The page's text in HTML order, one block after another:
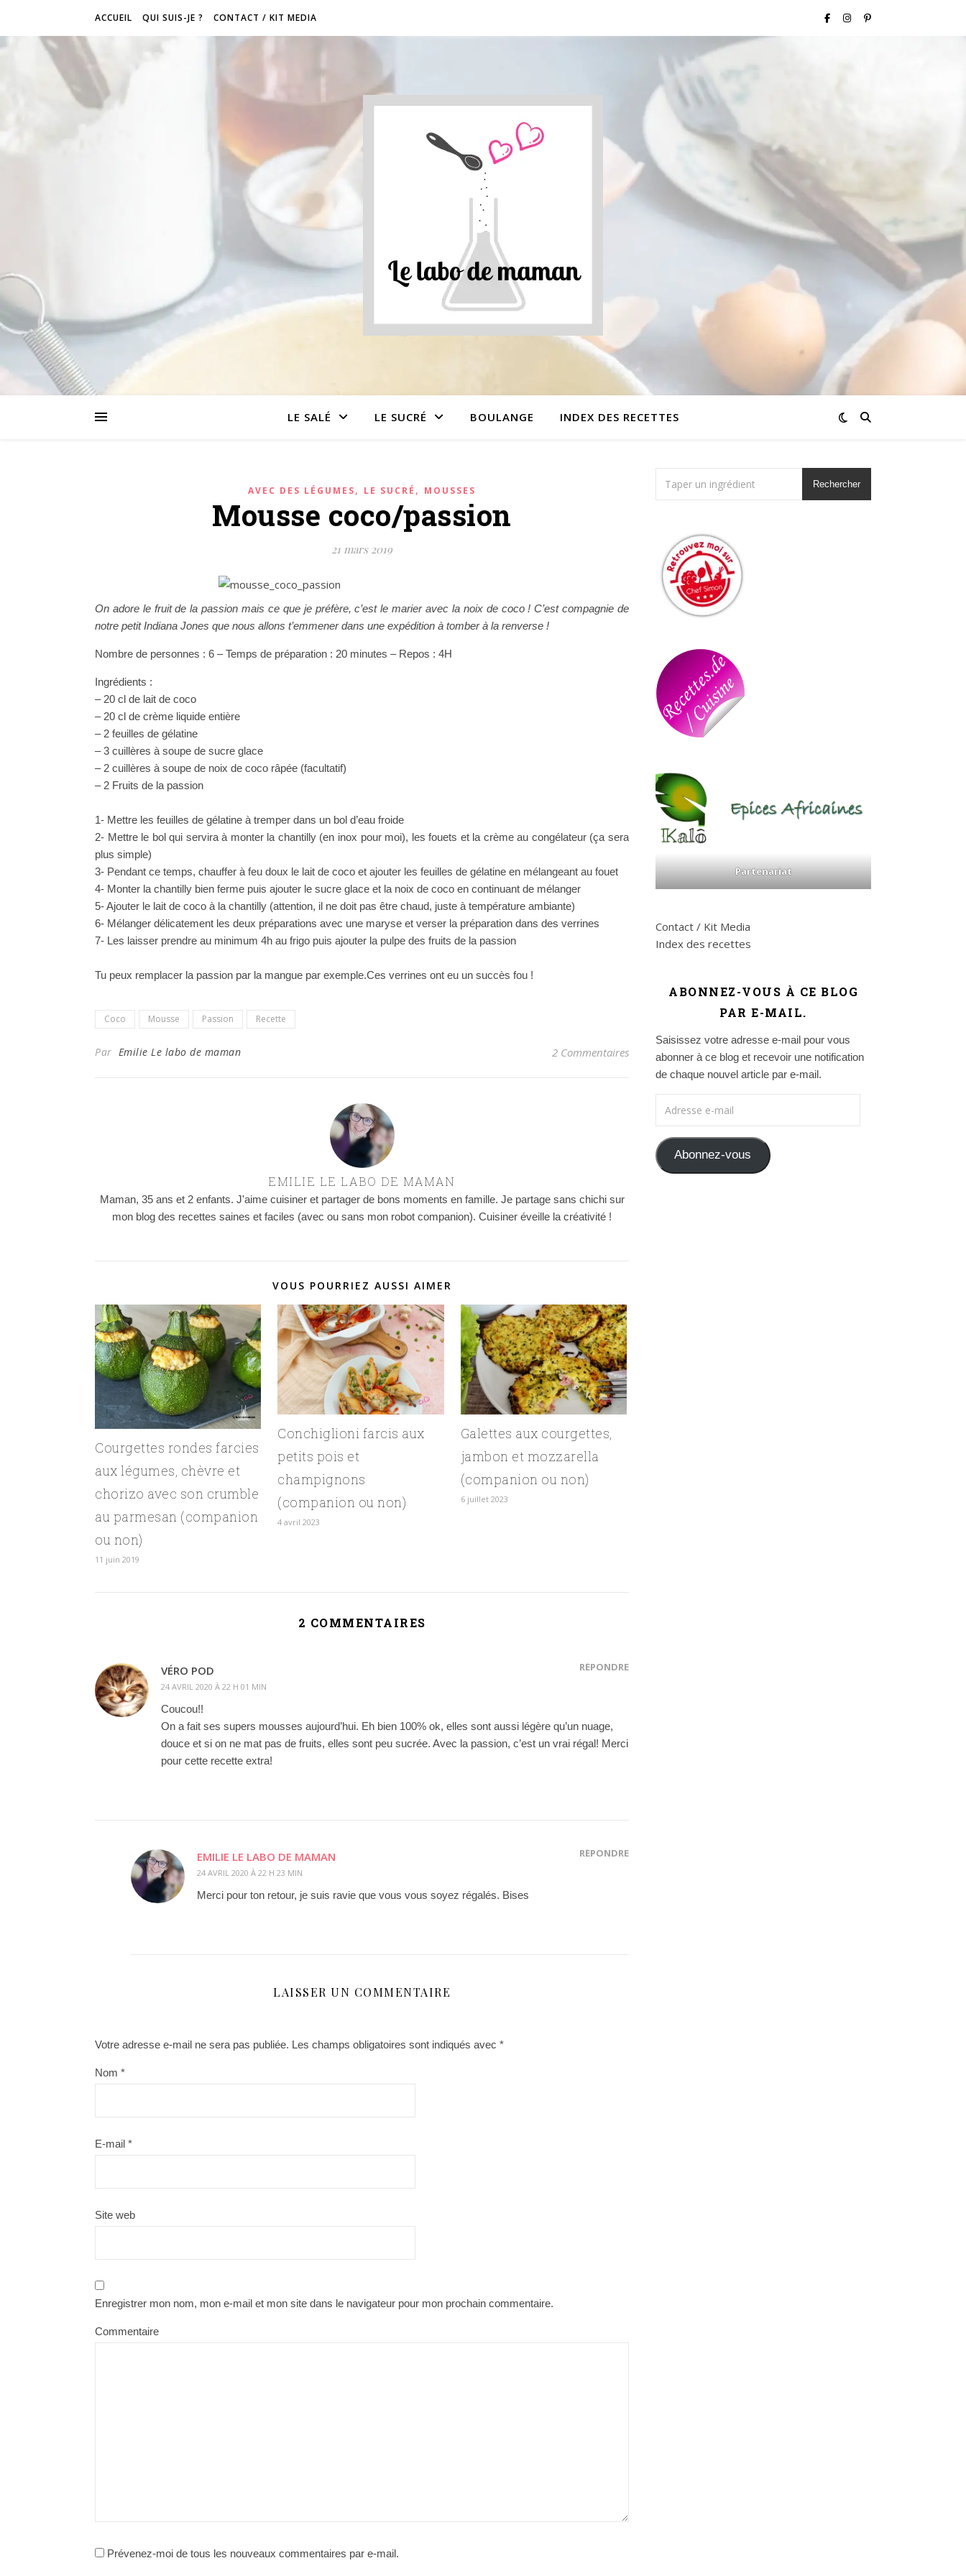
ACCUEIL QUI SUIS-JE ? CONTACT / KIT MEDIA
LE SALÉ LE SUCRÉ BOULANGE INDEX DES RECETTES
AVEC DES LÉGUMES, LE SUCRÉ , MOUSSES
Mousse coco/passion
21 mars 2019
On adore le fruit de la passion mais ce que je préfère, c’est le marier avec la noix de coco ! C’est compagnie de
notre petit Indiana Jones que nous allons t’emmener dans une expédition à tomber à la renverse !
Nombre de personnes : 6 – Temps de préparation : 20 minutes – Repos : 4H
Ingrédients :
– 20 cl de lait de coco
– 20 cl de crème liquide entière
– 2 feuilles de gélatine
– 3 cuillères à soupe de sucre glace
– 2 cuillères à soupe de noix de coco râpée (facultatif)
– 2 Fruits de la passion
1- Mettre les feuilles de gélatine à tremper dans un bol d’eau froide
2- Mettre le bol qui servira à monter la chantilly (en inox pour moi), les fouets et la crème au congélateur (ça sera
plus simple)
3- Pendant ce temps, chauffer à feu doux le lait de coco et ajouter les feuilles de gélatine en mélangeant au fouet
4- Monter la chantilly bien ferme puis ajouter le sucre glace et la noix de coco en continuant de mélanger
5- Ajouter le lait de coco à la chantilly (attention, il ne doit pas être chaud, juste à température ambiante)
6- Mélanger délicatement les deux préparations avec une maryse et verser la préparation dans des verrines
7- Les laisser prendre au minimum 4h au frigo puis ajouter la pulpe des fruits de la passion
Tu peux remplacer la passion par la mangue par exemple.Ces verrines ont eu un succès fou !
Coco Mousse Passion Recette
Par Emilie Le labo de maman 2 Commentaires
EMILIE LE LABO DE MAMAN
Maman, 35 ans et 2 enfants. J'aime cuisiner et partager de bons moments en famille. Je partage sans chichi sur
mon blog des recettes saines et faciles (avec ou sans mon robot companion). Cuisiner éveille la créativité !
VOUS POURRIEZ AUSSI AIMER
Courgettes rondes farcies
aux légumes, chèvre et
chorizo avec son crumble
au parmesan (companion
ou non)
11 juin 2019
Conchiglioni farcis aux
petits pois et
champignons
(companion ou non)
4 avril 2023
Galettes aux courgettes,
jambon et mozzarella
(companion ou non)
6 juillet 2023
2 COMMENTAIRES
VÉRO POD
24 AVRIL 2020 À 22 H 01 MIN
RÉPONDRE
Coucou!!
On a fait ses supers mousses aujourd’hui. Eh bien 100% ok, elles sont aussi légère qu’un nuage,
douce et si on ne mat pas de fruits, elles sont peu sucrée. Avec la passion, c’est un vrai régal! Merci
pour cette recette extra!
EMILIE LE LABO DE MAMAN
24 AVRIL 2020 À 22 H 23 MIN
RÉPONDRE
Merci pour ton retour, je suis ravie que vous vous soyez régalés. Bises
LAISSER UN COMMENTAIRE
Votre adresse e-mail ne sera pas publiée. Les champs obligatoires sont indiqués avec *
Nom *
E-mail *
Site web
Enregistrer mon nom, mon e-mail et mon site dans le navigateur pour mon prochain commentaire.
Commentaire
Prévenez-moi de tous les nouveaux commentaires par e-mail.
Rechercher
Partenariat
Contact / Kit Media
Index des recettes
ABONNEZ-VOUS À CE BLOG
PAR E-MAIL.
Saisissez votre adresse e-mail pour vous
abonner à ce blog et recevoir une notification
de chaque nouvel article par e-mail.
Abonnez-vous